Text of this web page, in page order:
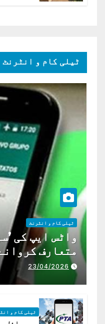
ٹیلی کام و انٹرنٹ
ٹیلی کام و انٹرنٹ
واٹس ایپ کی
متعارف
23/04/2026
ٹیلی کام و